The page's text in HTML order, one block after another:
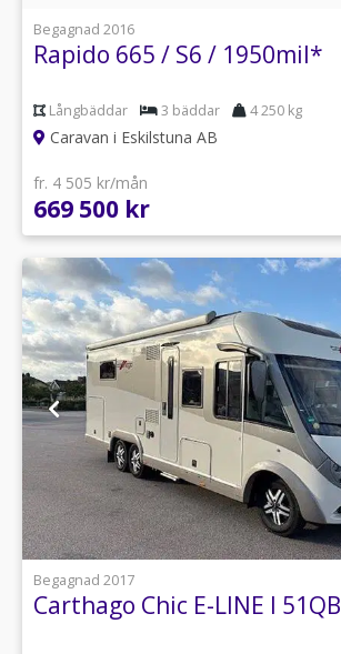
Begagnad 2016
Rapido 665 / S6 / 1950mil*
Långbäddar 3 bäddar 4 250 kg
Caravan i Eskilstuna AB
fr. 4 505 kr/mån
669 500 kr
1
Begagnad 2017
Carthago Chic E-LINE I 51QB